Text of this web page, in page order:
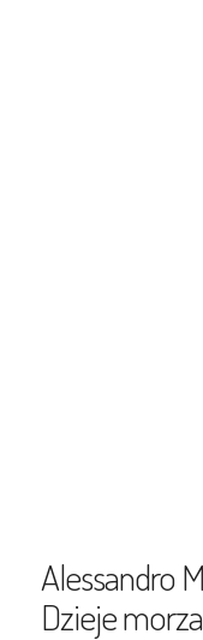
Alessandro
Dzieje